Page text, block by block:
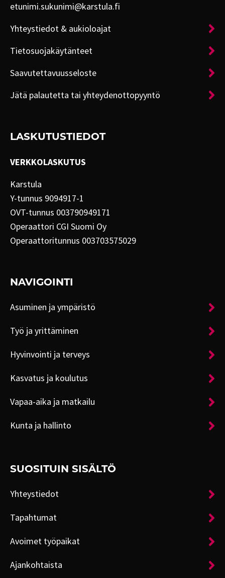
etunimi.sukunimi@karstula.fi
Yhteystiedot & aukioloajat
Tietosuojakäytänteet
Saavutettavuusseloste
Jätä palautetta tai yhteydenottopyyntö
LASKUTUSTIEDOT
VERKKOLASKUTUS
Karstula
Y-tunnus 9094917-1
OVT-tunnus 003790949171
Operaattori CGI Suomi Oy
Operaattoritunnus 003703575029
NAVIGOINTI
Asuminen ja ympäristö
Työ ja yrittäminen
Hyvinvointi ja terveys
Kasvatus ja koulutus
Vapaa-aika ja matkailu
Kunta ja hallinto
SUOSITUIN SISÄLTÖ
Yhteystiedot
Tapahtumat
Avoimet työpaikat
Ajankohtaista